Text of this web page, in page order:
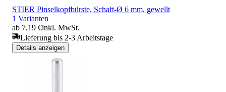
STIER Pinselkopfbürste, Schaft-Ø 6 mm, gewellt
1 Varianten
ab 7,19 €inkl. MwSt.
Lieferung bis 2-3 Arbeitstage
Details anzeigen